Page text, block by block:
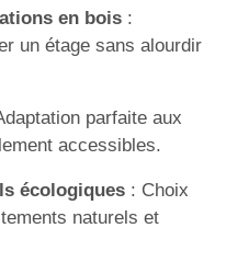
en bois:
un étage sans alourdir
parfaite aux
accessibles.
écologiques: Choix
naturels et